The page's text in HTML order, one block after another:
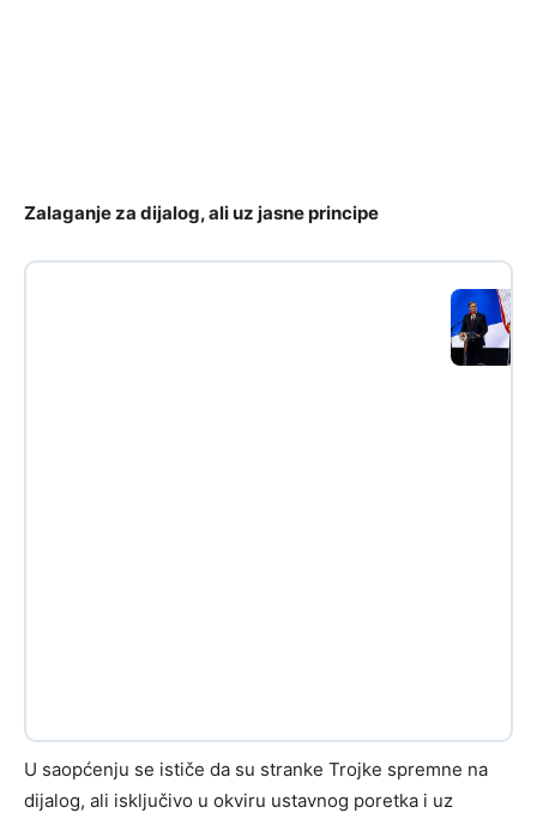
Zalaganje za dijalog, ali uz jasne principe
U saopćenju se ističe da su stranke Trojke spremne na
dijalog, ali isključivo u okviru ustavnog poretka i uz